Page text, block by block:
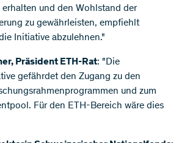
und den Wohlstand der
zu gewährleisten, empfiehlt
Initiative abzulehnen."
Präsident ETH-Rat: "Die
gefährdet den Zugang zu den
und zum
Für den ETH-Bereich wäre dies